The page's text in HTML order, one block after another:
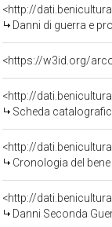
Danni di guerra e
<https://w3id.org/
<http://
Scheda
<http://
Cronologia del
<http://
Danni Seconda